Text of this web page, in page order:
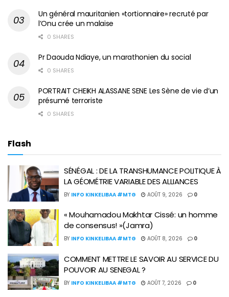
Un général mauritanien «tortionnaire» recruté par
l’Onu crée un malaise
0 SHARES
Pr Daouda Ndiaye, un marathonien du social
0 SHARES
PORTRAIT CHEIKH ALASSANE SENE Les Sène de vie d’un
présumé terroriste
0 SHARES
Flash
SÉNÉGAL : DE LA TRANSHUMANCE POLITIQUE À
LA GÉOMÉTRIE VARIABLE DES ALLIANCES
BY INFO KINKELIBAA #MTG AOÛT 9, 2026 0
« Mouhamadou Makhtar Cissé: un homme
de consensus! »(Jamra)
BY INFO KINKELIBAA #MTG AOÛT 8, 2026 0
COMMENT METTRE LE SAVOIR AU SERVICE DU
POUVOIR AU SENEGAL ?
BY INFO KINKELIBAA #MTG AOÛT 7, 2026 0